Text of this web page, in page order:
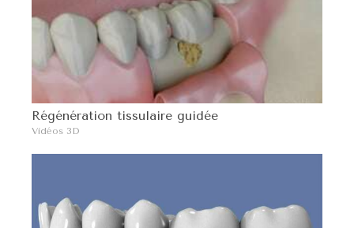
Régénération tissulaire guidée
Vidéos 3D